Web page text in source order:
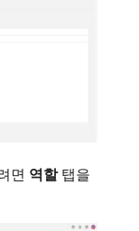
면 역할탭을